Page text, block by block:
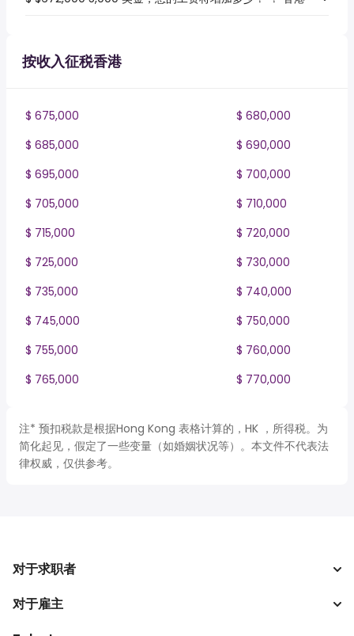
按收入征税香港
$ 675,000
$ 680,000
$ 685,000
$ 690,000
$ 695,000
$ 700,000
$ 705,000
$ 710,000
$ 715,000
$ 720,000
$ 725,000
$ 730,000
$ 735,000
$ 740,000
$ 745,000
$ 750,000
$ 755,000
$ 760,000
$ 765,000
$ 770,000
注* 预扣税款是根据Hong Kong 表格计算的，HK ，所得税。为
简化起见，假定了一些变量（如婚姻状况等）。本文件不代表法
律权威，仅供参考。
对于求职者
搜索工作
对于雇主